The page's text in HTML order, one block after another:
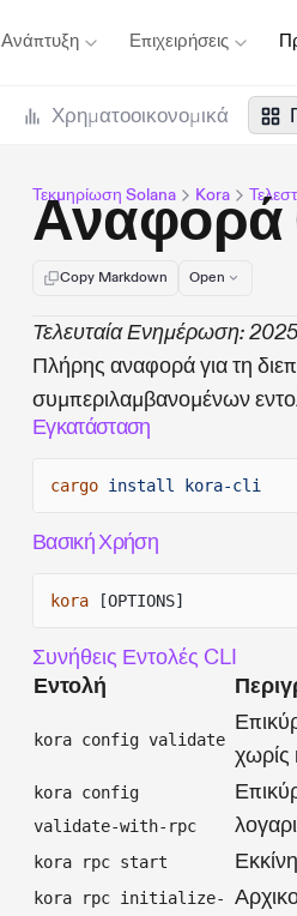
Ανάπτυξη Επιχειρήσεις
Χρηματοοικονομικά
Τεκμηρίωση Solana Kora
Αναφορά
Copy Markdown Open
Τελευταία Ενημέρωση:
Πλήρης αναφορά για τη
συμπεριλαμβανομένων
Εγκατάσταση
cargo install kora-cli
Βασική Χρήση
kora [OPTIONS]
Συνήθεις Εντολές CLI
Εντολή
kora config validate
χωρίς
kora config
validate-with-rpc
kora rpc start
kora rpc initialize-